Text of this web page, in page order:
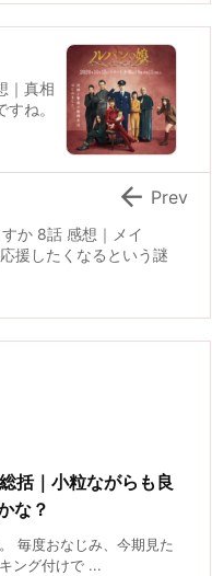
｜真相
ね。
か 8話 感想｜メイ
援したくなるという謎
 Prev
括｜小粒ながらも良
な？
毎度おなじみ、今期見た
ング付けで ...